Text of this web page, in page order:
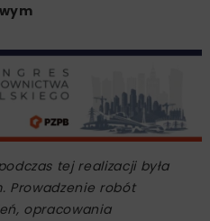
tej realizacji była
Prowadzenie robót
opracowania